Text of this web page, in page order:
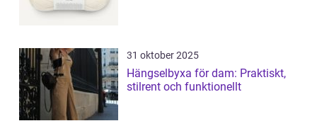
31 oktober 2025
Hängselbyxa för dam: Praktiskt,
stilrent och funktionellt